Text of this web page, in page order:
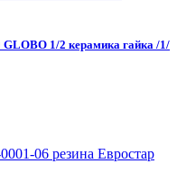
1/2 керамика гайка /1/